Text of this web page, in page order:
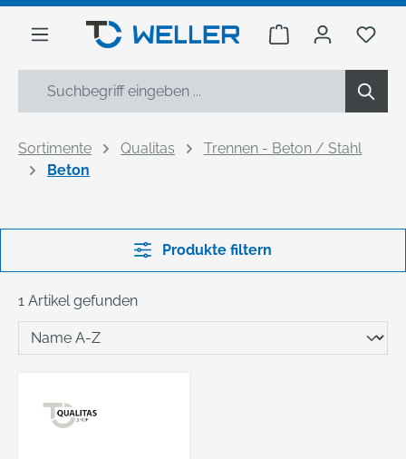
springen
Warenkorb Du
Sortimente Qualitas
Trennen - Beton / Stahl
Beton
Produkte filtern
1 Artikel gefunden